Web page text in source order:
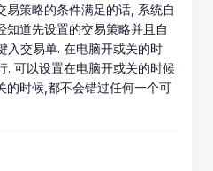
易策略的条件满足的话, 系统自
知道先设置的交易策略并且自
入交易单. 在电脑开或关的时
. 可以设置在电脑开或关的时候
的时候,都不会错过任何一个可